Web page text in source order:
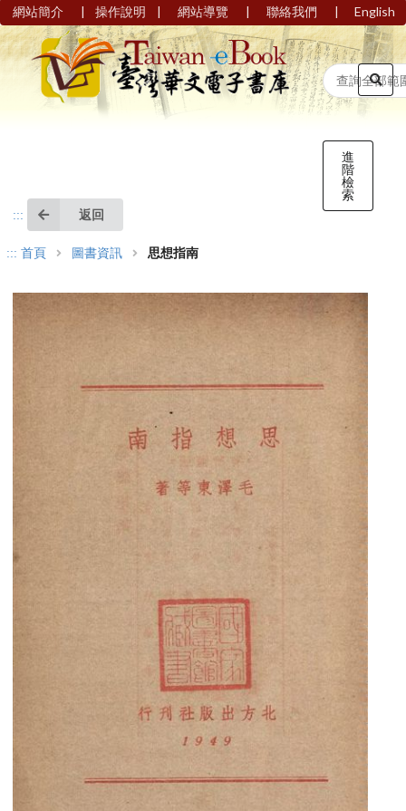
網站簡介 | 操作說明 | 網站導覽 | 聯絡我們 | English
進
階
檢
索
::: 返回
::: 首頁 圖書資訊 思想指南